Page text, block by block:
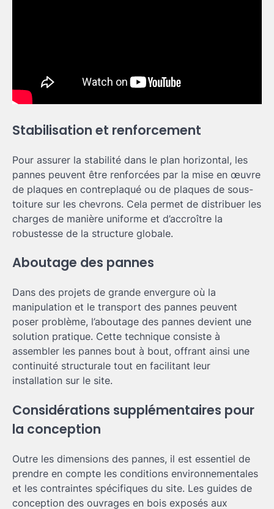
Stabilisation et renforcement
Pour assurer la stabilité dans le plan horizontal, les
pannes peuvent être renforcées par la mise en œuvre
de plaques en contreplaqué ou de plaques de sous-
toiture sur les chevrons. Cela permet de distribuer les
charges de manière uniforme et d’accroître la
robustesse de la structure globale.
Aboutage des pannes
Dans des projets de grande envergure où la
manipulation et le transport des pannes peuvent
poser problème, l’aboutage des pannes devient une
solution pratique. Cette technique consiste à
assembler les pannes bout à bout, offrant ainsi une
continuité structurale tout en facilitant leur
installation sur le site.
Considérations supplémentaires pour
la conception
Outre les dimensions des pannes, il est essentiel de
prendre en compte les conditions environnementales
et les contraintes spécifiques du site. Les guides de
conception des ouvrages en bois exposés aux